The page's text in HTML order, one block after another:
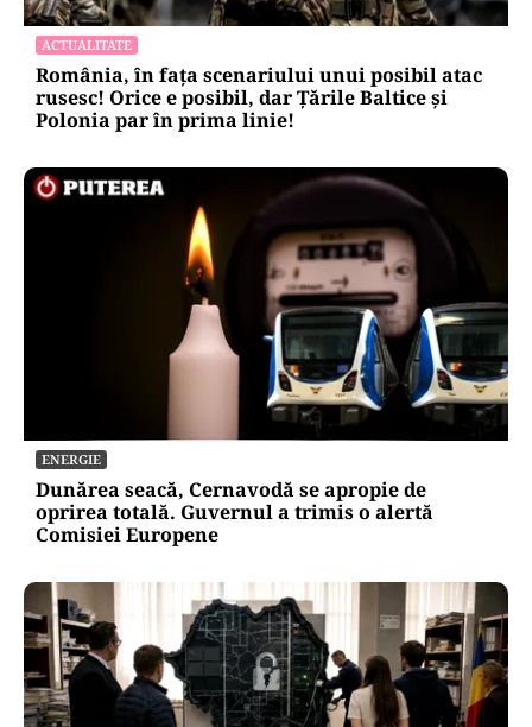
ACTUALITATE
România, în fața scenariului unui posibil atac
rusesc! Orice e posibil, dar Țările Baltice și
Polonia par în prima linie!
ENERGIE
Dunărea seacă, Cernavodă se apropie de
oprirea totală. Guvernul a trimis o alertă
Comisiei Europene